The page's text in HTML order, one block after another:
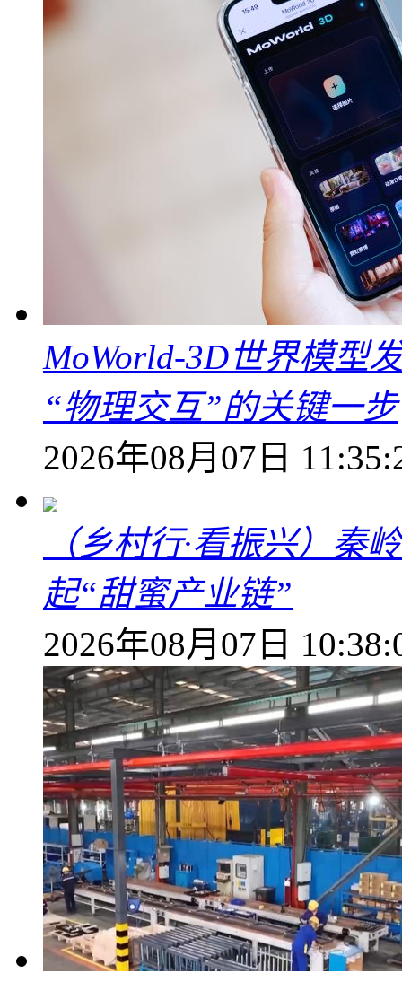
MoWorld-3D世界模型
“物理交互”的关键一步
2026年08月07日
（乡村行·看振兴）秦
起“甜蜜产业链”
2026年08月07日